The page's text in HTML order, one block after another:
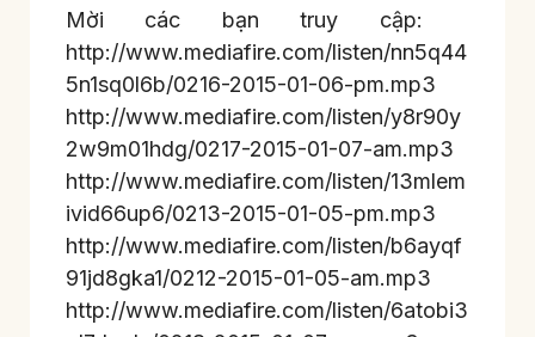
Mời các bạn truy cập:
http://www.mediafire.com/listen/nn5q44
5n1sq0l6b/0216-2015-01-06-pm.mp3
http://www.mediafire.com/listen/y8r90y
2w9m01hdg/0217-2015-01-07-am.mp3
http://www.mediafire.com/listen/13mlem
ivid66up6/0213-2015-01-05-pm.mp3
http://www.mediafire.com/listen/b6ayqf
91jd8gka1/0212-2015-01-05-am.mp3
http://www.mediafire.com/listen/6atobi3